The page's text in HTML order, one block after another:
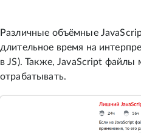
Различные объёмные
длительное время на
в JS). Также, JavaScript файлы
отрабатывать.